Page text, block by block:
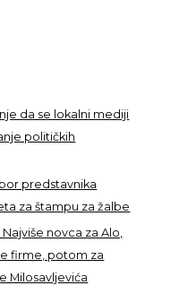
da se lokalni mediji
političkih
predstavnika
za štampu za žalbe
novca za Alo,
firme, potom za
Milosavljevića